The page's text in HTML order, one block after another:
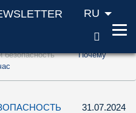
(ключ доступа
доступа '2')
RU
безопасность
Почему
31.07.2024